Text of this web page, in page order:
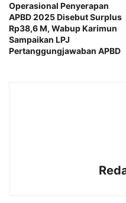
Operasional Penyerapan
APBD 2025 Disebut Surplus
Rp38,6 M, Wabup Karimun
Sampaikan LPJ
Pertanggungjawaban APBD